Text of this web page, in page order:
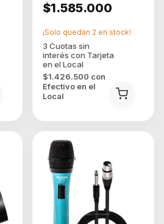
$1.585.000
$1.426.500 con
Efectivo en el
Local
¡Solo quedan 2 en stock!